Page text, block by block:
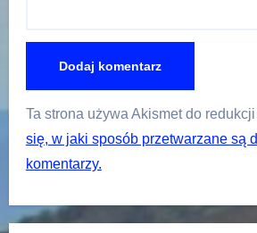
Ta strona używa Akismet do
się, w jaki sposób przetwarzane są
komentarzy.